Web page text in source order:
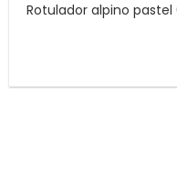
Rotulador alpino pastel